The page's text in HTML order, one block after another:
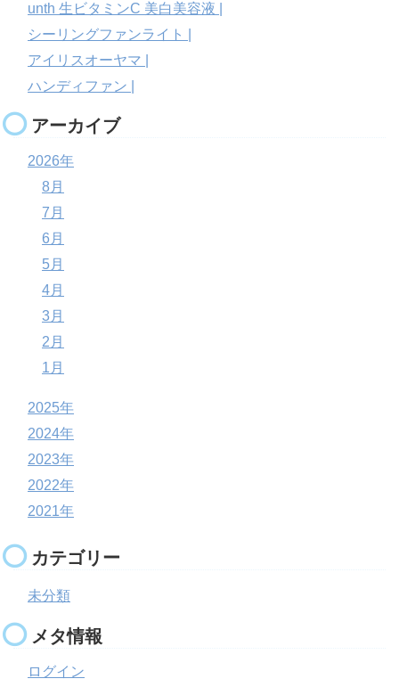
unth 生ビタミンC 美白美容液 |
シーリングファンライト |
アイリスオーヤマ |
ハンディファン |
アーカイブ
2026年
8月
7月
6月
5月
4月
3月
2月
1月
2025年
2024年
2023年
2022年
2021年
カテゴリー
未分類
メタ情報
ログイン